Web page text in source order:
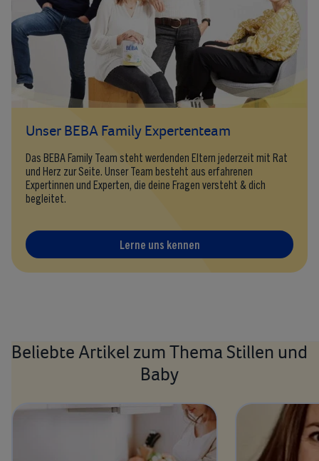
Unser BEBA Family Expertenteam
Das BEBA Family Team steht werdenden Eltern jederzeit mit Rat
und Herz zur Seite. Unser Team besteht aus erfahrenen
Expertinnen und Experten, die deine Fragen versteht & dich
begleitet.
Lerne uns kennen
Beliebte Artikel zum Thema Stillen und
Baby